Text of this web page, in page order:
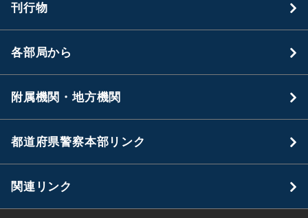
刊行物
各部局から
附属機関・地方機関
都道府県警察本部リンク
関連リンク